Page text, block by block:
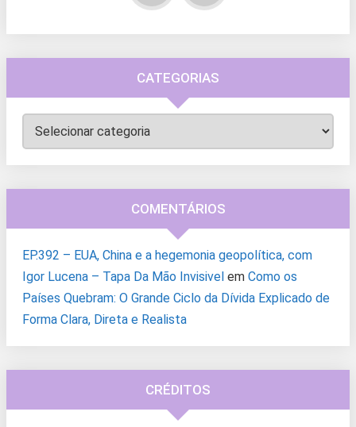
CATEGORIAS
Categorias
COMENTÁRIOS
EP.392 – EUA, China e a hegemonia geopolítica, com
Igor Lucena – Tapa Da Mão Invisivel em Como os
Países Quebram: O Grande Ciclo da Dívida Explicado de
Forma Clara, Direta e Realista
CRÉDITOS